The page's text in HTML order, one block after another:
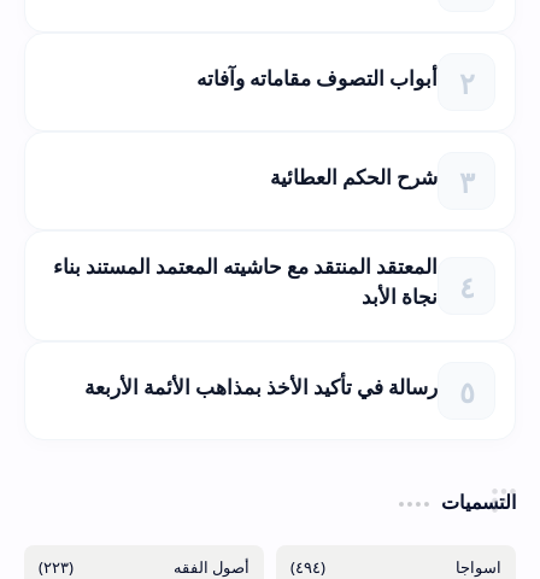
أبواب التصوف مقاماته وآفاته
شرح الحكم العطائية
المعتقد المنتقد مع حاشيته المعتمد المستند بناء
نجاة الأبد
رسالة في تأكيد الأخذ بمذاهب الأئمة الأربعة
التسميات
(٤٩٤) (٢٢٣)